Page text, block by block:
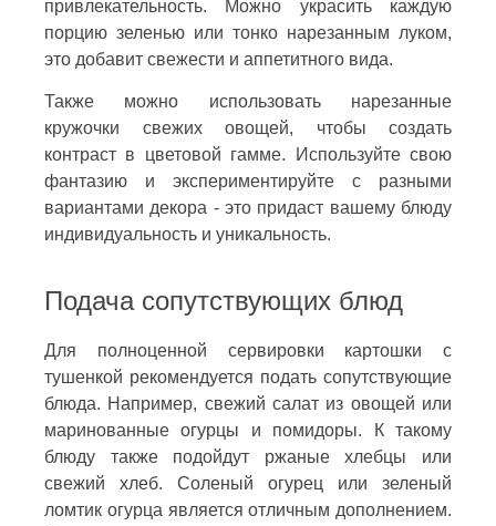
привлекательность. Можно украсить каждую
порцию зеленью или тонко нарезанным луком,
это добавит свежести и аппетитного вида.
Также можно использовать нарезанные
кружочки свежих овощей, чтобы создать
контраст в цветовой гамме. Используйте свою
фантазию и экспериментируйте с разными
вариантами декора - это придаст вашему блюду
индивидуальность и уникальность.
Подача сопутствующих блюд
Для полноценной сервировки картошки с
тушенкой рекомендуется подать сопутствующие
блюда. Например, свежий салат из овощей или
маринованные огурцы и помидоры. К такому
блюду также подойдут ржаные хлебцы или
свежий хлеб. Соленый огурец или зеленый
ломтик огурца является отличным дополнением.